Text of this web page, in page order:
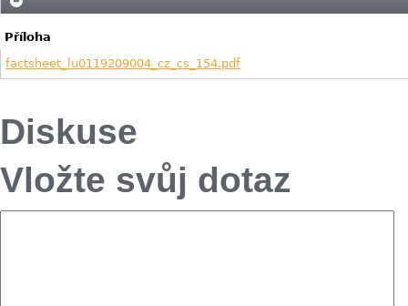
Příloha
factsheet_lu0119209004_cz_cs_154.pdf
Diskuse
Vložte svůj dotaz